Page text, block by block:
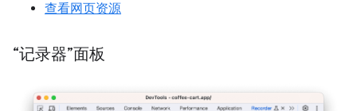
查看网页资源
“记录器”面板